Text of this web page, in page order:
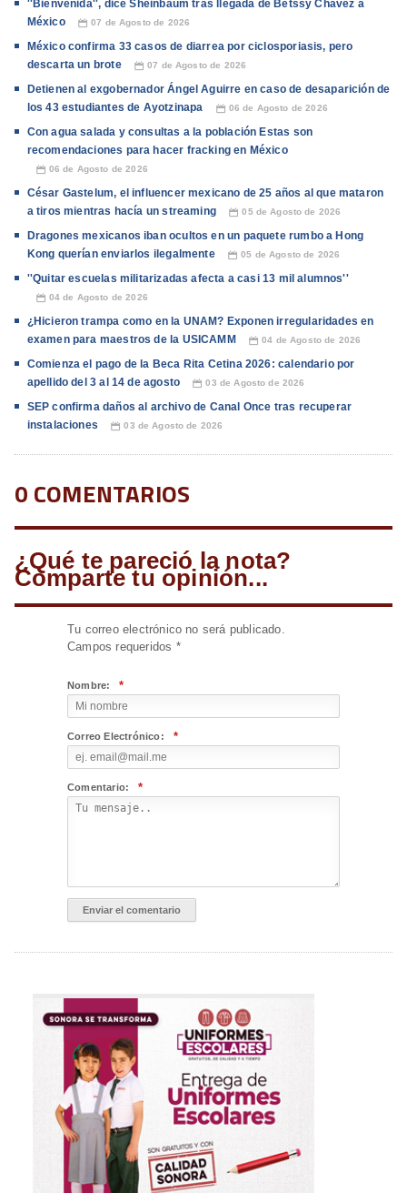
''Bienvenida'', dice Sheinbaum tras llegada de Betssy Chávez a
México
📅 07 de Agosto de 2026
México confirma 33 casos de diarrea por ciclosporiasis, pero
descarta un brote
📅 07 de Agosto de 2026
Detienen al exgobernador Ángel Aguirre en caso de desaparición de
los 43 estudiantes de Ayotzinapa
📅 06 de Agosto de 2026
Con agua salada y consultas a la población Estas son
recomendaciones para hacer fracking en México
📅 06 de Agosto de 2026
César Gastelum, el influencer mexicano de 25 años al que mataron
a tiros mientras hacía un streaming
📅 05 de Agosto de 2026
Dragones mexicanos iban ocultos en un paquete rumbo a Hong
Kong querían enviarlos ilegalmente
📅 05 de Agosto de 2026
''Quitar escuelas militarizadas afecta a casi 13 mil alumnos''
📅 04 de Agosto de 2026
¿Hicieron trampa como en la UNAM? Exponen irregularidades en
examen para maestros de la USICAMM
📅 04 de Agosto de 2026
Comienza el pago de la Beca Rita Cetina 2026: calendario por
apellido del 3 al 14 de agosto
📅 03 de Agosto de 2026
SEP confirma daños al archivo de Canal Once tras recuperar
instalaciones
📅 03 de Agosto de 2026
0 COMENTARIOS
¿Qué te pareció la nota?
Comparte tu opinión...
Tu correo electrónico no será publicado.
Campos requeridos *
Nombre: *
Correo Electrónico: *
Comentario: *